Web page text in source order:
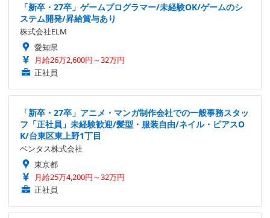
「新卒・27卒」ゲームプログラマー/未経験OK/ゲームのシ
ステム開発/昇給賞与あり
株式会社ELM
愛知県
月給26万2,600円～32万円
正社員
「新卒・27卒」アニメ・マンガ制作会社での一般事務スタッ
フ「正社員」未経験歓迎/髪型・服装自由/ネイル・ピアスO
K/台東区東上野1丁目
ベンタス株式会社
東京都
月給25万4,200円～32万円
正社員